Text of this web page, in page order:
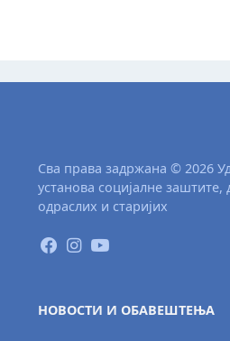
Сва права задржана © 2026
установа социјалне
одраслих и старијих
НОВОСТИ И ОБАВЕШТЕЊА